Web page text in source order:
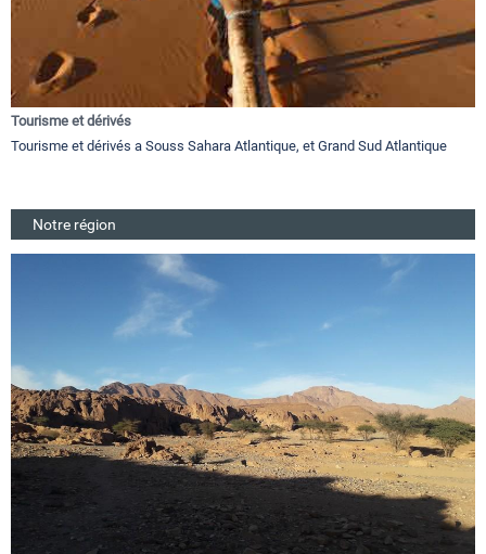
Tourisme et dérivés
Tourisme et dérivés a Souss Sahara Atlantique, et Grand Sud Atlantique
Notre région